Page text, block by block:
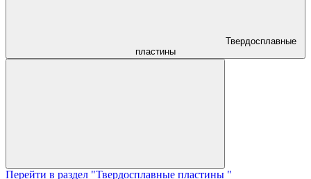
Твердосплавные
пластины
Перейти в раздел "Твердосплавные пластины "